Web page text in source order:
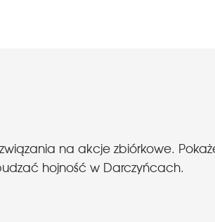
na akcje zbiórkowe.
hojność w Darczyńcach.